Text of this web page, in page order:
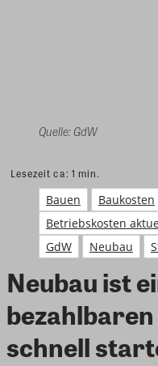
Quelle: GdW
Lesezeit ca: 1 min.
Bauen Baukosten
Betriebskosten
GdW
Neubau
Neubau ist
schnell